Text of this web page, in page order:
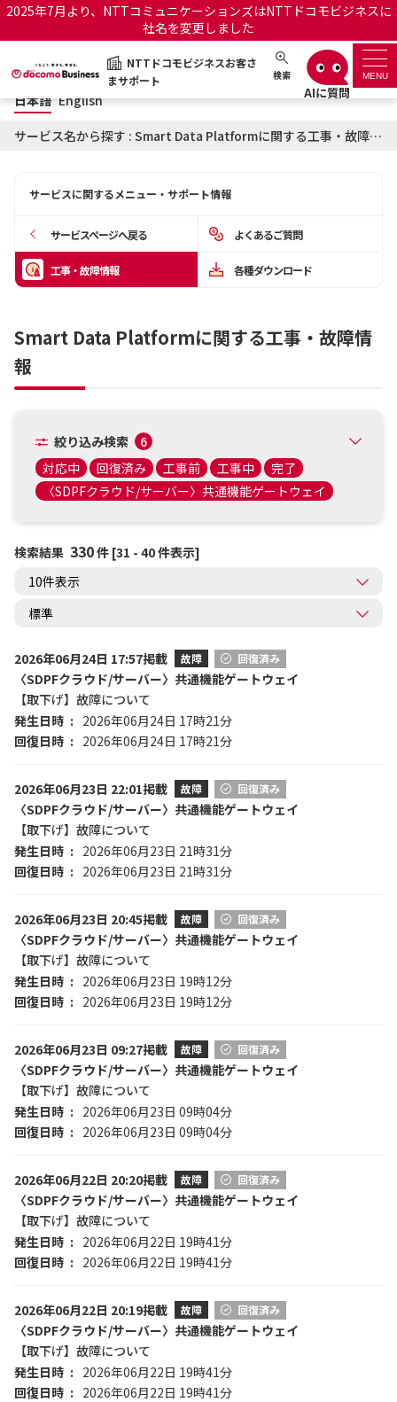
2025年7月より、NTTコミュニケーションズはNTTドコモビジネスに
社名を変更しました
NTTドコモビジネスお客さ
まサポート
検索 MENU
NTTドコモビジネスお客さまサポート 日本語 English
サポートトップ
お知らせ サポートサイトの使い方
日本語 English
サービス名から探す : Smart Data Platformに関する工事・故障情報
サービスに関するメニュー・サポート情報
サービスページへ戻る よくあるご質問
工事・故障情報 各種ダウンロード
Smart Data Platformに関する工事・故障情
報
絞り込み検索
6
対応中
回復済み 工事前 工事中
完了
〈SDPFクラウド/サーバー〉共通機能ゲートウェイ
検索結果 330件 [31 - 40 件表示]
2026年06月24日 17:57掲載 故障 回復済み
〈SDPFクラウド/サーバー〉共通機能ゲートウェイ
【取下げ】故障について
発生日時
2026年06月24日 17時21分
回復日時
2026年06月24日 17時21分
2026年06月23日 22:01掲載 故障 回復済み
〈SDPFクラウド/サーバー〉共通機能ゲートウェイ
【取下げ】故障について
発生日時
2026年06月23日 21時31分
回復日時
2026年06月23日 21時31分
2026年06月23日 20:45掲載 故障 回復済み
〈SDPFクラウド/サーバー〉共通機能ゲートウェイ
【取下げ】故障について
発生日時
2026年06月23日 19時12分
回復日時
2026年06月23日 19時12分
2026年06月23日 09:27掲載 故障 回復済み
〈SDPFクラウド/サーバー〉共通機能ゲートウェイ
【取下げ】故障について
発生日時
2026年06月23日 09時04分
回復日時
2026年06月23日 09時04分
2026年06月22日 20:20掲載 故障 回復済み
〈SDPFクラウド/サーバー〉共通機能ゲートウェイ
【取下げ】故障について
発生日時
2026年06月22日 19時41分
回復日時
2026年06月22日 19時41分
2026年06月22日 20:19掲載 故障 回復済み
〈SDPFクラウド/サーバー〉共通機能ゲートウェイ
【取下げ】故障について
発生日時
2026年06月22日 19時41分
回復日時
2026年06月22日 19時41分